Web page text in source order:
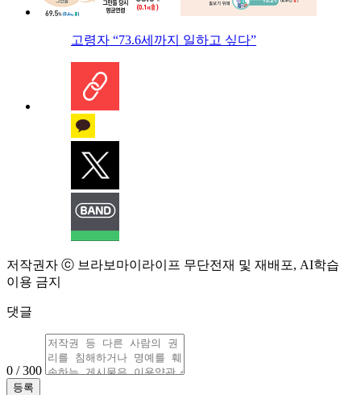
고령자 “73.6세까지 일하고 싶다”
저작권자 ⓒ 브라보마이라이프 무단전재 및 재배포, AI학습
이용 금지
댓글
0 / 300